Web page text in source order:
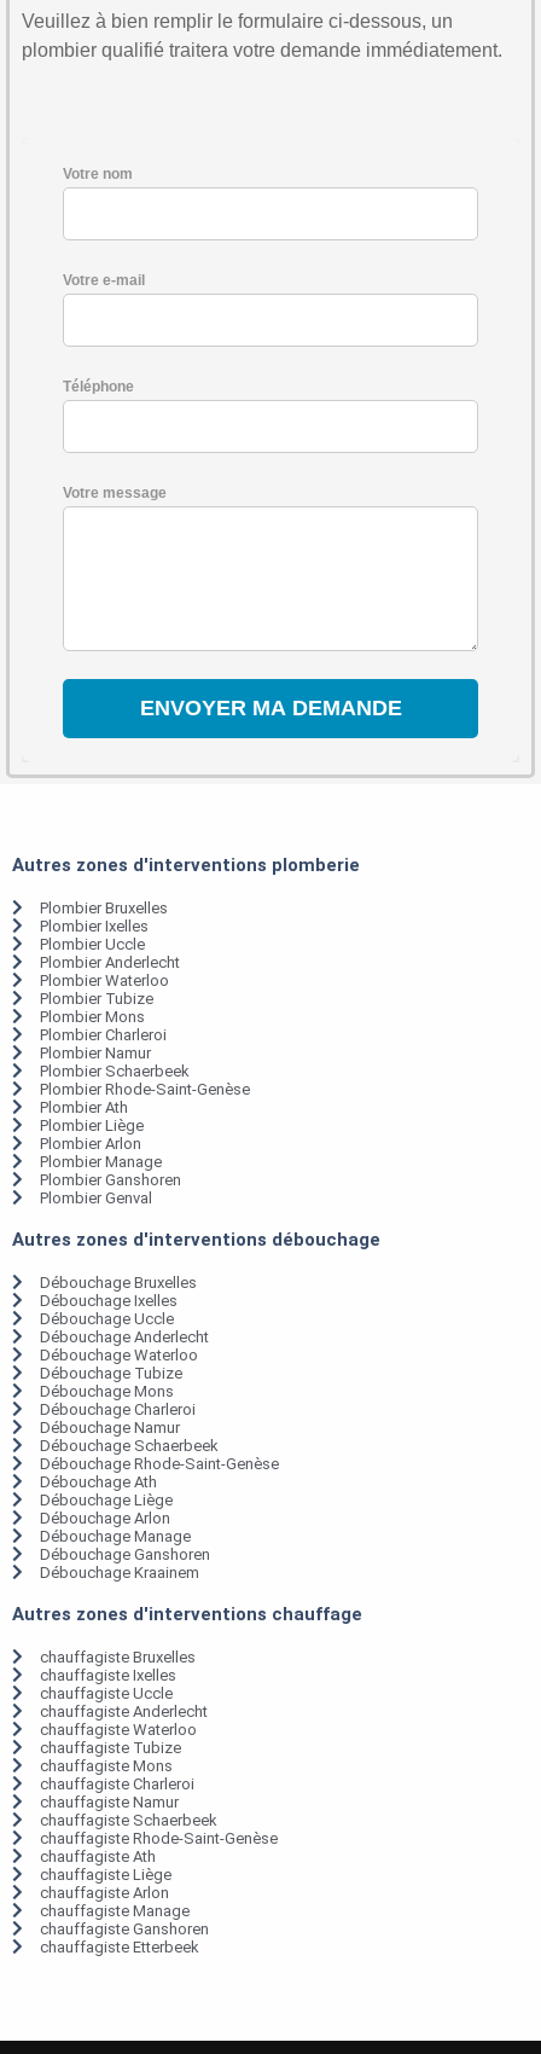
Veuillez à bien remplir le formulaire ci-dessous, un
plombier qualifié traitera votre demande immédiatement.
Votre nom
Votre e-mail
Téléphone
Votre message
Autres zones d'interventions plomberie
Plombier Bruxelles
Plombier Ixelles
Plombier Uccle
Plombier Anderlecht
Plombier Waterloo
Plombier Tubize
Plombier Mons
Plombier Charleroi
Plombier Namur
Plombier Schaerbeek
Plombier Rhode-Saint-Genèse
Plombier Ath
Plombier Liège
Plombier Arlon
Plombier Manage
Plombier Ganshoren
Plombier Genval
Autres zones d'interventions débouchage
Débouchage Bruxelles
Débouchage Ixelles
Débouchage Uccle
Débouchage Anderlecht
Débouchage Waterloo
Débouchage Tubize
Débouchage Mons
Débouchage Charleroi
Débouchage Namur
Débouchage Schaerbeek
Débouchage Rhode-Saint-Genèse
Débouchage Ath
Débouchage Liège
Débouchage Arlon
Débouchage Manage
Débouchage Ganshoren
Débouchage Kraainem
Autres zones d'interventions chauffage
chauffagiste Bruxelles
chauffagiste Ixelles
chauffagiste Uccle
chauffagiste Anderlecht
chauffagiste Waterloo
chauffagiste Tubize
chauffagiste Mons
chauffagiste Charleroi
chauffagiste Namur
chauffagiste Schaerbeek
chauffagiste Rhode-Saint-Genèse
chauffagiste Ath
chauffagiste Liège
chauffagiste Arlon
chauffagiste Manage
chauffagiste Ganshoren
chauffagiste Etterbeek